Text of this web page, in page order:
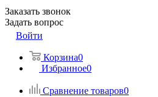
Заказать звонок
Задать вопрос
Войти
Корзина0
Избранное0
Сравнение товаров0